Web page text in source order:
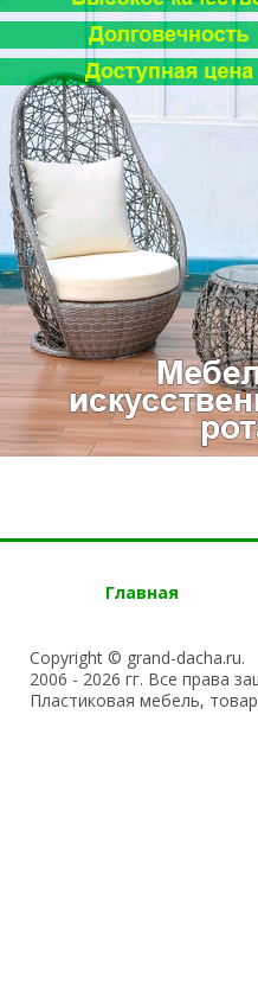
Главная
Copyright © grand-dacha.ru.
2006 - 2026 гг. Все права
Пластиковая мебель,